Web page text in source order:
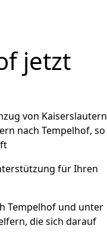
jetzt
von Kaiserslautern
nach Tempelhof, so
für Ihren
Tempelhof und unter
die sich darauf